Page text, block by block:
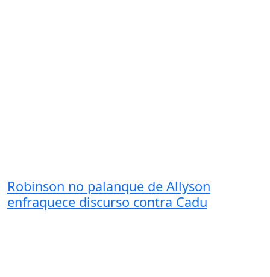
Robinson no palanque de Allyson
enfraquece discurso contra Cadu